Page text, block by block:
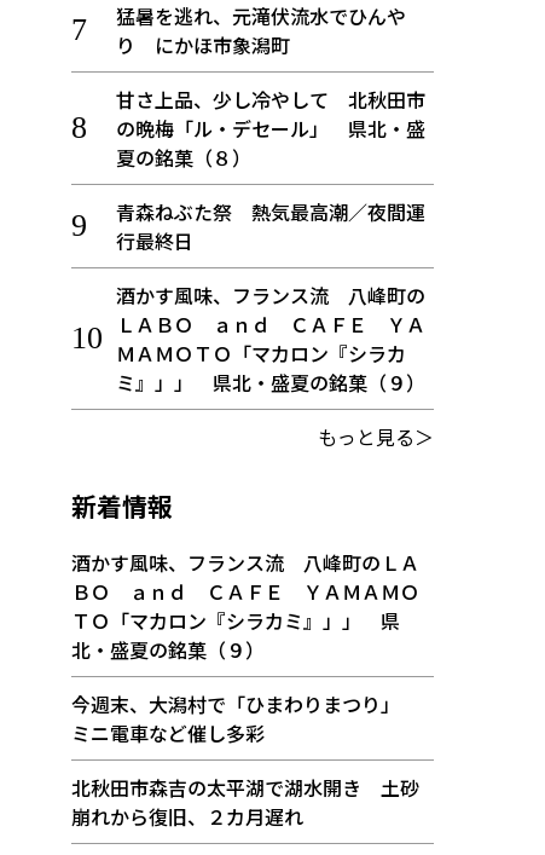
猛暑を逃れ、元滝伏流水でひんや
り にかほ市象潟町
甘さ上品、少し冷やして 北秋田市
の晩梅「ル・デセール」 県北・盛
夏の銘菓（８）
青森ねぶた祭 熱気最高潮／夜間運
行最終日
酒かす風味、フランス流 八峰町の
ＬＡＢＯ ａｎｄ ＣＡＦＥ ＹＡ
ＭＡＭＯＴＯ「マカロン『シラカ
ミ』」」 県北・盛夏の銘菓（９）
もっと見る＞
新着情報
酒かす風味、フランス流 八峰町のＬＡ
ＢＯ ａｎｄ ＣＡＦＥ ＹＡＭＡＭＯ
ＴＯ「マカロン『シラカミ』」」 県
北・盛夏の銘菓（９）
今週末、大潟村で「ひまわりまつり」
ミニ電車など催し多彩
北秋田市森吉の太平湖で湖水開き 土砂
崩れから復旧、２カ月遅れ